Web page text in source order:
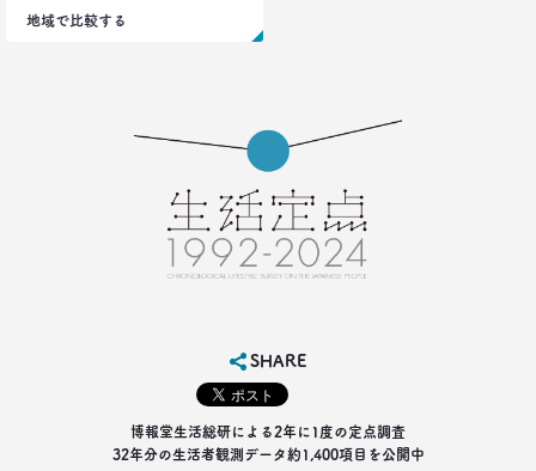
地域で比較する
SHARE
博報堂生活総研による2年に1度の定点調査
32年分の生活者観測データ約1,400項目を公開中